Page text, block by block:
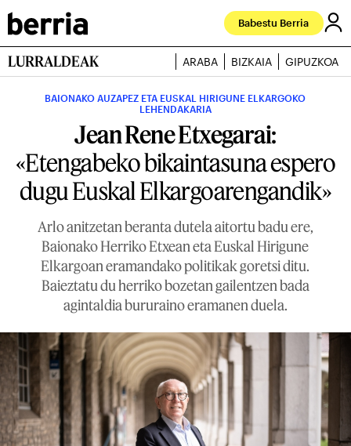
Babestu Berria
LURRALDEAK ARABA BIZKAIA GIPUZKOA
BAIONAKO AUZAPEZ ETA EUSKAL HIRIGUNE ELKARGOKO
LEHENDAKARIA
Jean Rene Etxegarai:
«Etengabeko bikaintasuna espero
dugu Euskal Elkargoarengandik»
Arlo anitzetan beranta dutela aitortu badu ere,
Baionako Herriko Etxean eta Euskal Hirigune
Elkargoan eramandako politikak goretsi ditu.
Baieztatu du herriko bozetan gailentzen bada
agintaldia bururaino eramanen duela.